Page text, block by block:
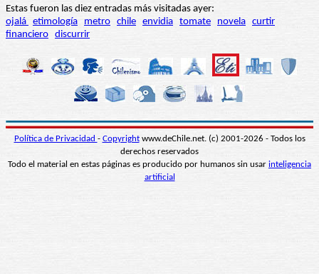
Estas fueron las diez entradas más visitadas ayer:
ojalá etimología metro chile envidia tomate novela curtir
financiero discurrir
Política de Privacidad - Copyrightwww.deChile.net. (c) 2001-2026 - Todos los
derechos reservados
Todo el material en estas páginas es producido por humanos sin usar inteligencia
artificial